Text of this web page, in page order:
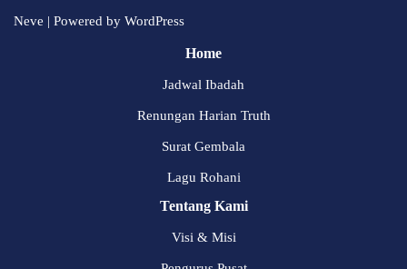
Neve | Powered by WordPress
Home
Jadwal Ibadah
Renungan Harian Truth
Surat Gembala
Lagu Rohani
Tentang Kami
Visi & Misi